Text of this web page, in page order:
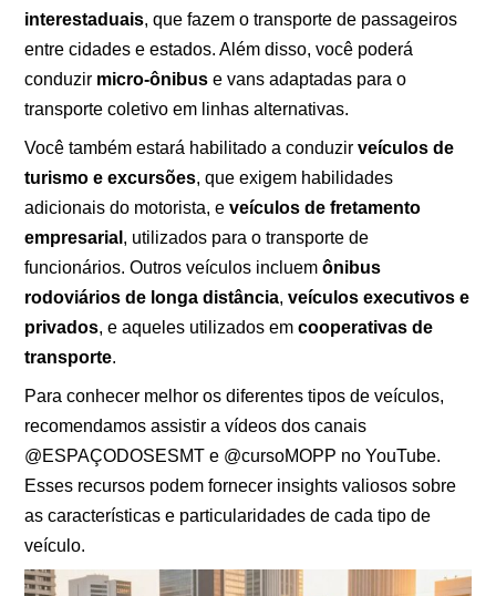
interestaduais, que fazem o transporte de passageiros
entre cidades e estados. Além disso, você poderá
conduzir micro-ônibus e vans adaptadas para o
transporte coletivo em linhas alternativas.
Você também estará habilitado a conduzirveículos de
turismo e excursões, que exigem habilidades
adicionais do motorista, eveículos de fretamento
empresarial , utilizados para o transporte de
funcionários. Outros veículos incluemônibus
rodoviários de longa distância,veículos executivos e
privados, e aqueles utilizados emcooperativas de
transporte.
Para conhecer melhor os diferentes tipos de veículos,
recomendamos assistir a vídeos dos canais
@ESPAÇODOSESMT e @cursoMOPP no YouTube.
Esses recursos podem fornecer insights valiosos sobre
as características e particularidades de cada tipo de
veículo.